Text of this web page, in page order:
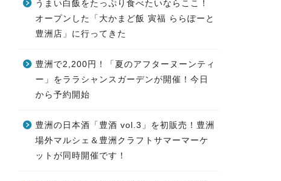
うまい白飯をたっぷり食べたいならここ！
オープンした「大かまど飯 寅福 ららぽーと
豊洲店」に行ってきた
豊洲で2,200円！「夏のアフターヌーンティ
ー」をララシャンスガーデンが開催！今日
から予約開始
豊洲の日本酒「豊酒 vol.3」を初販売！豊洲
場外マルシェ＆豊洲クラフトサマーマーケ
ットが同時開催です！